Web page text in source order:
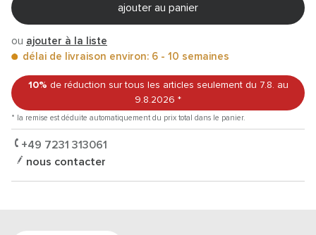
ajouter au panier
ou ajouter à la liste
délai de livraison environ: 6 - 10 semaines
10% de réduction sur tous les articles seulement du 7.8.
au
9.8.2026 *
* la remise est déduite automatiquement du prix total dans le panier.
+49 7231 313061
nous contacter